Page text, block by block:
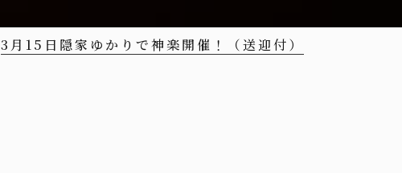
3月15日隠家ゆかりで神楽開催！（送迎付）